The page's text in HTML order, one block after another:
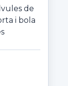
de
i bola